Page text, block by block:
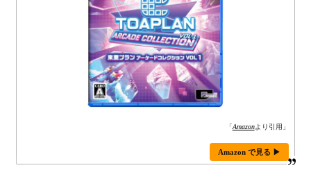
「Amazonより引用」
Amazon で見る ▶